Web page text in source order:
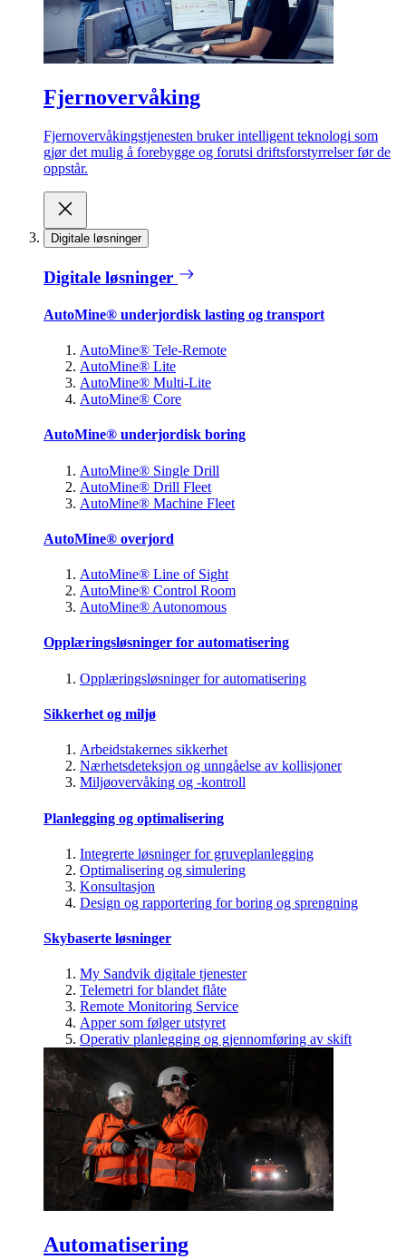
Fjernovervåking
Fjernovervåkingstjenesten bruker intelligent teknologi som
gjør det mulig å forebygge og forutsi driftsforstyrrelser før de
oppstår.
Digitale løsninger
Digitale løsninger
AutoMine® underjordisk lasting og transport
AutoMine® Tele-Remote
AutoMine® Lite
AutoMine® Multi-Lite
AutoMine® Core
AutoMine® underjordisk boring
AutoMine® Single Drill
AutoMine® Drill Fleet
AutoMine® Machine Fleet
AutoMine® overjord
AutoMine® Line of Sight
AutoMine® Control Room
AutoMine® Autonomous
Opplæringsløsninger for automatisering
Opplæringsløsninger for automatisering
Sikkerhet og miljø
Arbeidstakernes sikkerhet
Nærhetsdeteksjon og unngåelse av kollisjoner
Miljøovervåking og -kontroll
Planlegging og optimalisering
Integrerte løsninger for gruveplanlegging
Optimalisering og simulering
Konsultasjon
Design og rapportering for boring og sprengning
Skybaserte løsninger
My Sandvik digitale tjenester
Telemetri for blandet flåte
Remote Monitoring Service
Apper som følger utstyret
Operativ planlegging og gjennomføring av skift
Automatisering